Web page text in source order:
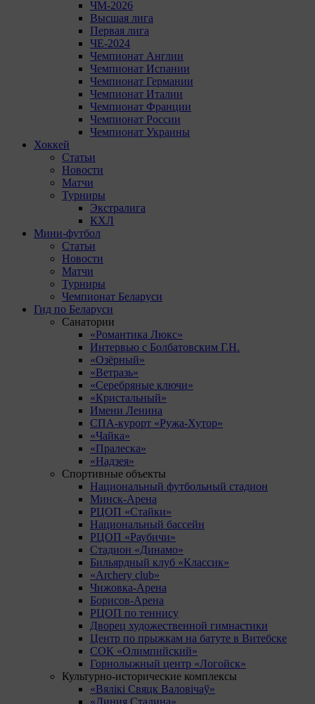
ЧМ-2026
Высшая лига
Первая лига
ЧЕ-2024
Чемпионат Англии
Чемпионат Испании
Чемпионат Германии
Чемпионат Италии
Чемпионат Франции
Чемпионат России
Чемпионат Украины
Хоккей
Статьи
Новости
Матчи
Турниры
Экстралига
КХЛ
Мини-футбол
Статьи
Новости
Матчи
Турниры
Чемпионат Беларуси
Гид по Беларуси
Санатории
«Романтика Люкс»
Интервью с Болбатовским Г.Н.
«Озёрный»
«Ветразь»
«Серебряные ключи»
«Кристальный»
Имени Ленина
СПА-курорт «Ружа-Хутор»
«Чайка»
«Пралеска»
«Надзея»
Спортивные объекты
Национальный футбольный стадион
Минск-Арена
РЦОП «Стайки»
Национальный бассейн
РЦОП «Раубичи»
Стадион «Динамо»
Бильярдный клуб «Классик»
«Archery club»
Чижовка-Арена
Борисов-Арена
РЦОП по теннису
Дворец художественной гимнастики
Центр по прыжкам на батуте в Витебске
СОК «Олимпийский»
Горнолыжный центр «Логойск»
Культурно-исторические комплексы
«Вялікі Свяцк Валовічаў»
«Линия Сталина»